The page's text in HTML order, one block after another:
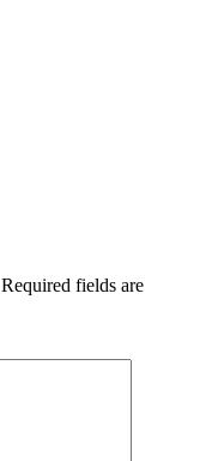
Required fields are